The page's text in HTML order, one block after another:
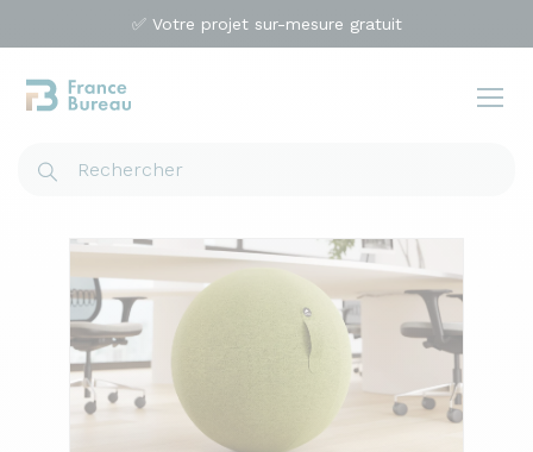
✅ Votre projet sur-mesure gratuit